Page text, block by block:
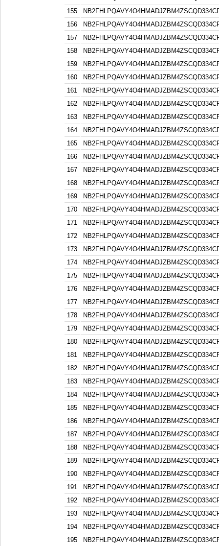
155
156
157
158
159
160
161
162
163
164
165
166
167
168
169
170
171
172
173
174
175
176
177
178
179
180
181
182
183
184
185
186
187
188
189
190
191
192
193
194
195